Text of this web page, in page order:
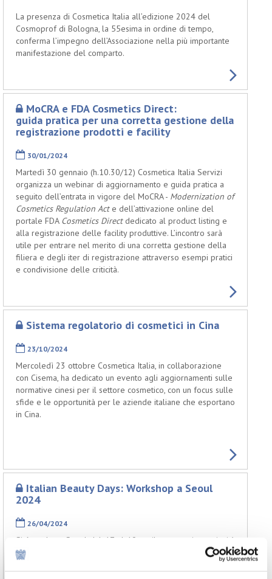
La presenza di Cosmetica Italia all’edizione 2024 del
Cosmoprof di Bologna, la 55esima in ordine di tempo,
conferma l’impegno dell’Associazione nella più importante
manifestazione del comparto.
MoCRA e FDA Cosmetics Direct:
guida pratica per una corretta gestione della
registrazione prodotti e facility
30/01/2024
Martedì 30 gennaio (h.10.30/12) Cosmetica Italia Servizi
organizza un webinar di aggiornamento e guida pratica a
seguito dell’entrata in vigore del MoCRA - Modernization of
Cosmetics Regulation Acte dell’attivazione online del
portale FDA Cosmetics Directdedicato al product listing e
alla registrazione delle facility produttive. L’incontro sarà
utile per entrare nel merito di una corretta gestione della
filiera e degli iter di registrazione attraverso esempi pratici
e condivisione delle criticità.
Sistema regolatorio di cosmetici in Cina
23/10/2024
Mercoledì 23 ottobre Cosmetica Italia, in collaborazione
con Cisema, ha dedicato un evento agli aggiornamenti sulle
normative cinesi per il settore cosmetico, con un focus sulle
sfide e le opportunità per le aziende italiane che esportano
in Cina.
Italian Beauty Days: Workshop a Seoul
2024
26/04/2024
Si è svolta a Seoul dal 17 al 19 aprile scorso, in continuità
con il progetto I-Beauty, Cosmetica Italia in collaborazione
con ICE Agenzia la missione in Corea del Sud intitolata